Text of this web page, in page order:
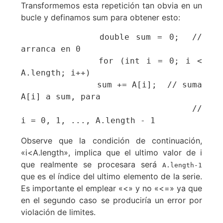
Transformemos esta repetición tan obvia en un
bucle y definamos sum para obtener esto:
arranca en 0
A.length; i++)
A[i] a sum, para
i = 0, 1, ..., A.length - 1
Observe que la condición de continuación,
«i<A.length», implica que el ultimo valor de i
que realmente se procesara será
A.length-1
que es el índice del ultimo elemento de la serie.
Es importante el emplear «<» y no «<=» ya que
en el segundo caso se produciría un error por
violación de limites.